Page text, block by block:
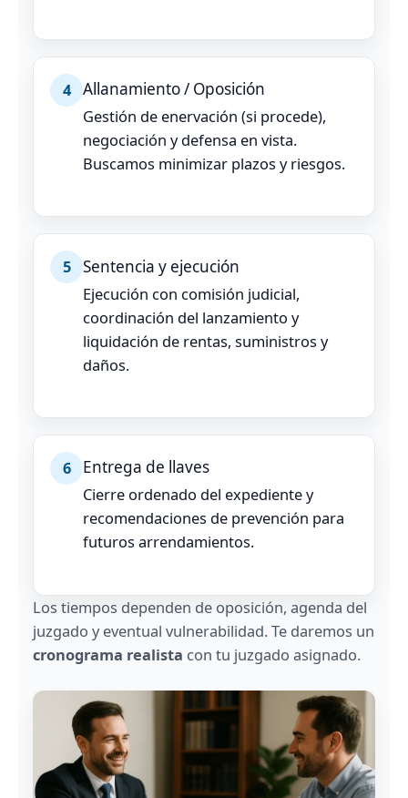
4 Allanamiento / Oposición
Gestión de enervación (si procede),
negociación y defensa en vista.
Buscamos minimizar plazos y riesgos.
5 Sentencia y ejecución
Ejecución con comisión judicial,
coordinación del lanzamiento y
liquidación de rentas, suministros y
daños.
6
Entrega de llaves
Cierre ordenado del expediente y
recomendaciones de prevención para
futuros arrendamientos.
Los tiempos dependen de oposición, agenda del
juzgado y eventual vulnerabilidad. Te daremos un
cronograma realista con tu juzgado asignado.